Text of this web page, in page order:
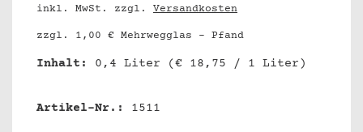
inkl. MwSt. zzgl. Versandkosten
zzgl. 1,00 € Mehrwegglas - Pfand
Inhalt: 0,4 Liter (€ 18,75 / 1 Liter)
Artikel-Nr.: 1511